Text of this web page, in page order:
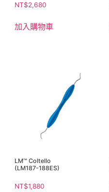
NT$2,680
加入購物車
LM™ Coltello
(LM187-188ES)
NT$1,880